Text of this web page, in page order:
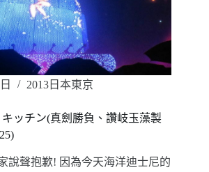
2013日本東京
ッチン(真劍勝負、讚岐玉藻製
說聲抱歉! 因為今天海洋迪士尼的